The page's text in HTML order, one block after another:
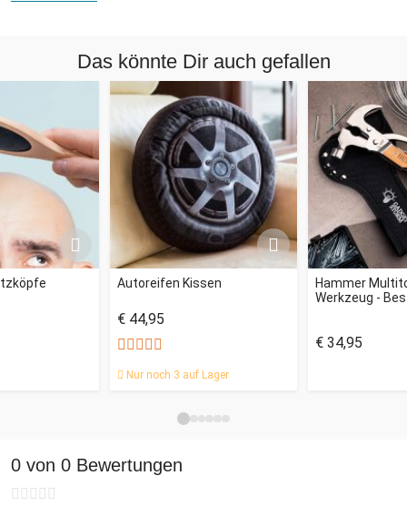
Das könnte Dir auch gefallen
Autoreifen Kissen
€ 44,95
Nur noch 3 auf Lager
Hammer
Werkzeug -
€ 34,95
0 von 0 Bewertungen